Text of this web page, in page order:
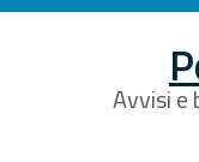
Avvisi e